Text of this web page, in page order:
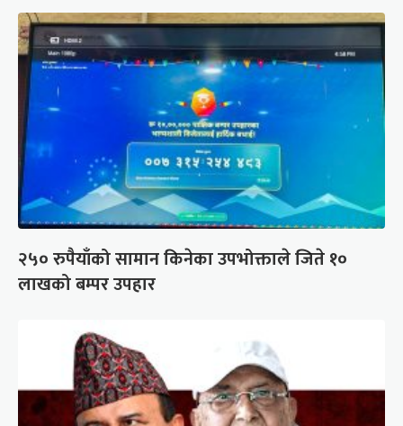
२५० रुपैयाँको सामान किनेका उपभोक्ताले जिते १०
लाखको बम्पर उपहार